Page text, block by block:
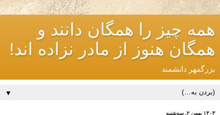
همه چیز را همگان دانند و
همگان هنوز از مادر نزاده اند!
بزرگمهر دانشمند
▼
۱۴۰۳ بهمن ۲, سه‌شنبه